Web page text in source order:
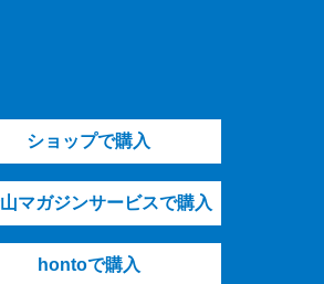
ショップで購入
マガジンサービスで購入
hontoで購入